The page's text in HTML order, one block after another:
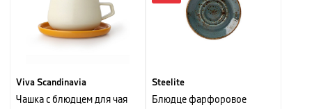
Viva Scandinavia
Чашка с блюдцем для чая
Steelite
Блюдце фарфоровое